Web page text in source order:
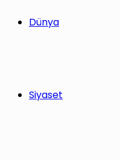
Dünya
Siyaset